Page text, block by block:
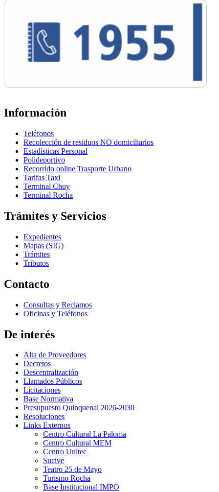
Información
Teléfonos
Recolección de residuos NO domiciliarios
Estadísticas Personal
Polideportivo
Recorrido online Trasporte Urbano
Tarifas Taxi
Terminal Chuy
Terminal Rocha
Trámites y Servicios
Expedientes
Mapas (SIG)
Trámites
Tributos
Contacto
Consultas y Reclamos
Oficinas y Teléfonos
De interés
Alta de Proveedores
Decretos
Descentralización
Llamados Públicos
Licitaciones
Base Normativa
Presupuesto Quinquenal 2026-2030
Resoluciones
Links Externos
Centro Cultural La Paloma
Centro Cultural MEM
Centro Unitec
Sucive
Teatro 25 de Mayo
Turismo Rocha
Base Institucional IMPO